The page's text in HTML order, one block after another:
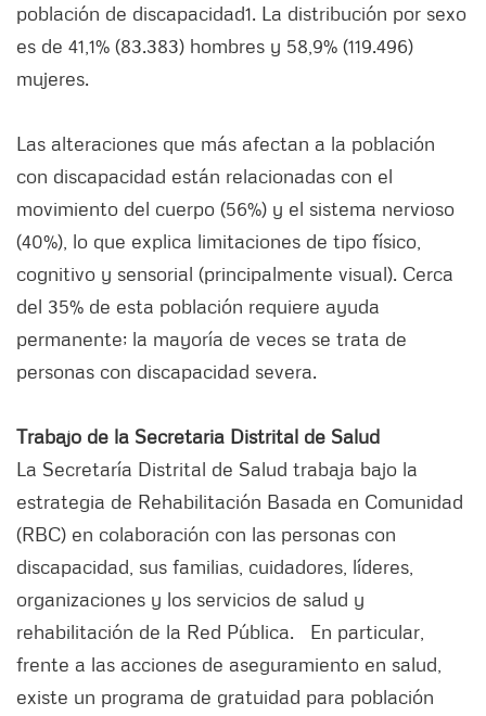
población de discapacidad1. La distribución por sexo
es de 41,1% (83.383) hombres y 58,9% (119.496)
mujeres.
Las alteraciones que más afectan a la población
con discapacidad están relacionadas con el
movimiento del cuerpo (56%) y el sistema nervioso
(40%), lo que explica limitaciones de tipo físico,
cognitivo y sensorial (principalmente visual). Cerca
del 35% de esta población requiere ayuda
permanente; la mayoría de veces se trata de
personas con discapacidad severa.
Trabajo de la Secretaria Distrital de Salud
La Secretaría Distrital de Salud trabaja bajo la
estrategia de Rehabilitación Basada en Comunidad
(RBC) en colaboración con las personas con
discapacidad, sus familias, cuidadores, líderes,
organizaciones y los servicios de salud y
rehabilitación de la Red Pública. En particular,
frente a las acciones de aseguramiento en salud,
existe un programa de gratuidad para población